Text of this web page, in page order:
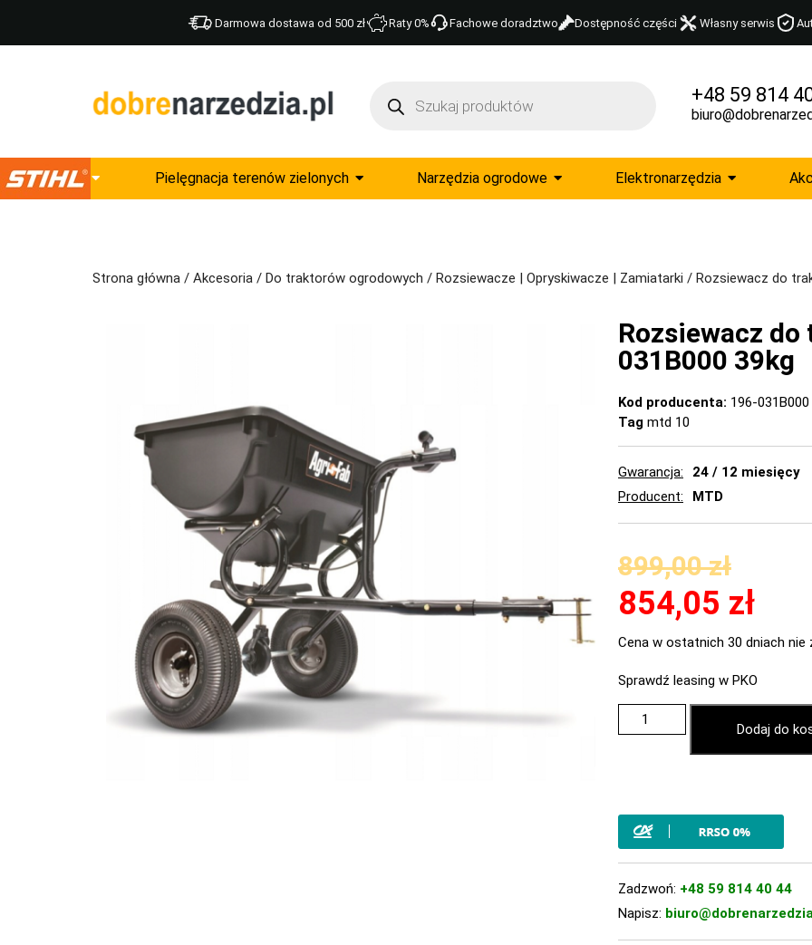
Darmowa dostawa od 500 zł Raty 0% Fachowe doradztwo Dostępność części Własny serwis
+48 59 814
Pielęgnacja terenów zielonych Narzędzia ogrodowe Elektronarzędzia
Strona główna / Akcesoria / Do traktorów ogrodowych / Rozsiewacze | Opryskiwacze | Zamiatarki / Rozsiewacz do
Rozsiewacz
031B000 39kg
Kod producenta: 196-031B000
Tag mtd 10
Gwarancja
24 / 12 miesięcy
Producent
MTD
899,00zł
854,05 zł
Cena w ostatnich 30 dniach nie
Sprawdź leasing w PKO
Dodaj do
Zadzwoń: +48 59 814 40 44
Napisz: